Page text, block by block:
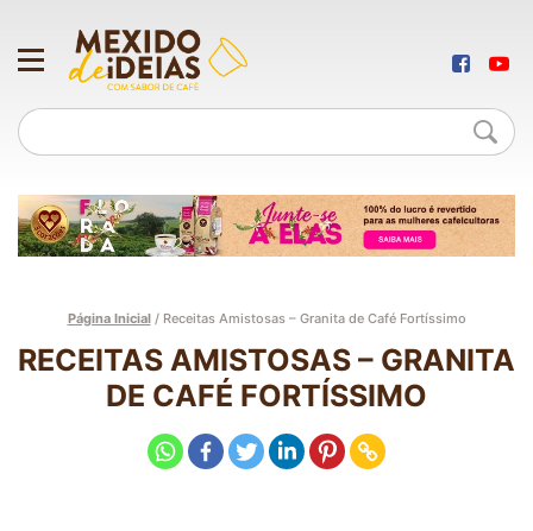
Página Inicial/ Receitas Amistosas – Granita de Café Fortíssimo
RECEITAS AMISTOSAS – GRANITA
DE CAFÉ FORTÍSSIMO